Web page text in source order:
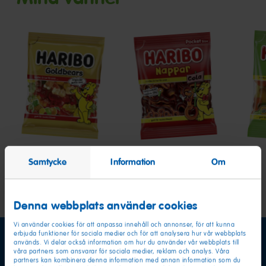
Samtycke Information Om
Denna webbplats använder cookies
Vi använder cookies för att anpassa innehåll och annonser, för att kunna
erbjuda funktioner för sociala medier och för att analysera hur vår webbplats
används. Vi delar också information om hur du använder vår webbplats till
våra partners som ansvarar för sociala medier, reklam och analys. Våra
partners kan kombinera denna information med annan information som du
Goldbears
Nappar
Cola
Frukt
&